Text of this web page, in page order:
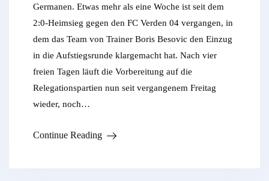
Germanen. Etwas mehr als eine Woche ist seit dem
2:0-Heimsieg gegen den FC Verden 04 vergangen, in
dem das Team von Trainer Boris Besovic den Einzug
in die Aufstiegsrunde klargemacht hat. Nach vier
freien Tagen läuft die Vorbereitung auf die
Relegationspartien nun seit vergangenem Freitag
wieder, noch…
Continue Reading